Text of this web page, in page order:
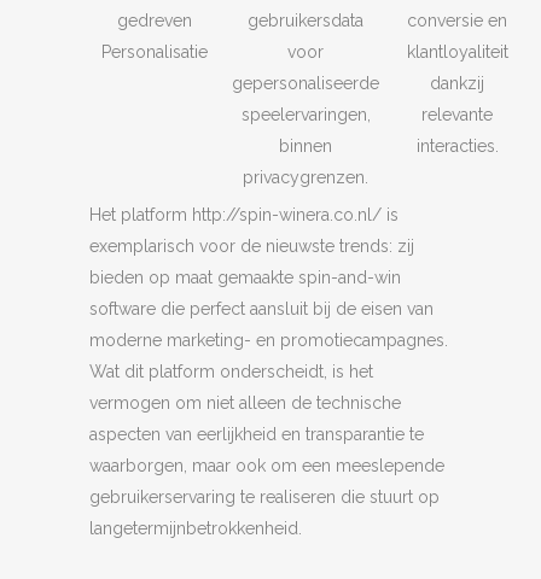
gedreven
Personalisatie
gebruikersdata
voor
gepersonaliseerde
speelervaringen,
binnen
privacygrenzen.
conversie en
klantloyaliteit
dankzij
relevante
interacties.
Het platform http://spin-winera.co.nl/ is
exemplarisch voor de nieuwste trends: zij
bieden op maat gemaakte spin-and-win
software die perfect aansluit bij de eisen van
moderne marketing- en promotiecampagnes.
Wat dit platform onderscheidt, is het
vermogen om niet alleen de technische
aspecten van eerlijkheid en transparantie te
waarborgen, maar ook om een meeslepende
gebruikerservaring te realiseren die stuurt op
langetermijnbetrokkenheid.